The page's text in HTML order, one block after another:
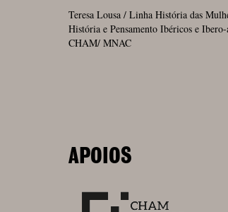
Teresa Lousa / Linha História das
História e Pensamento Ibéricos e
CHAM/ MNAC
APOIOS